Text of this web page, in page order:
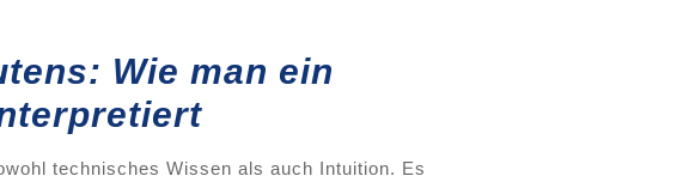
Wie man ein
technisches Wissen als auch Intuition. Es